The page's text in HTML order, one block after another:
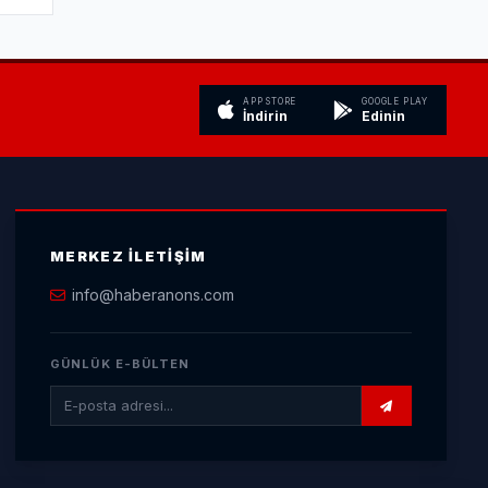
APP STORE
İndirin
GOOGLE PLAY
Edinin
MERKEZ İLETIŞIM
info@haberanons.com
GÜNLÜK E-BÜLTEN